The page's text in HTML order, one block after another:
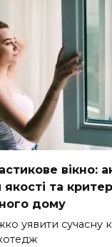
вікно:
та
дому
уявити сучасну